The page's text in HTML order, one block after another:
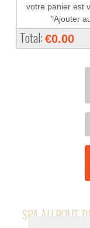
Total:€0.00
votre panier est
"Ajouter
SPA AU BOUT